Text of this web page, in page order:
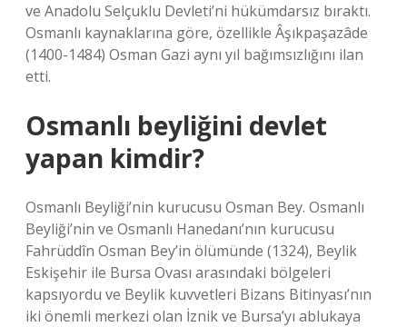
ve Anadolu Selçuklu Devleti’ni hükümdarsız bıraktı.
Osmanlı kaynaklarına göre, özellikle Âşıkpaşazâde
(1400-1484) Osman Gazi aynı yıl bağımsızlığını ilan
etti.
Osmanlı beyliğini devlet
yapan kimdir?
Osmanlı Beyliği’nin kurucusu Osman Bey. Osmanlı
Beyliği’nin ve Osmanlı Hanedanı’nın kurucusu
Fahrüddîn Osman Bey’in ölümünde (1324), Beylik
Eskişehir ile Bursa Ovası arasındaki bölgeleri
kapsıyordu ve Beylik kuvvetleri Bizans Bitinyası’nın
iki önemli merkezi olan İznik ve Bursa’yı ablukaya